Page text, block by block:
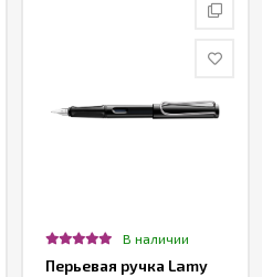
В наличии
Перьевая ручка Lamy